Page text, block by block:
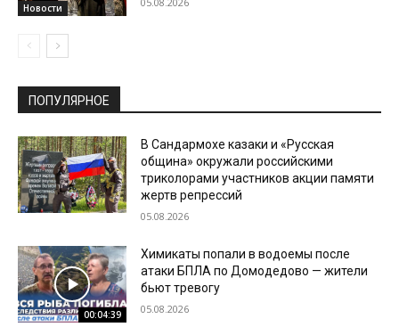
Новости
ПОПУЛЯРНОЕ
В Сандармохе казаки и «Русская
община» окружали российскими
триколорами участников акции памяти
жертв репрессий
05.08.2026
00:04:39
Химикаты попали в водоемы после
атаки БПЛА по Домодедово — жители
бьют тревогу
05.08.2026